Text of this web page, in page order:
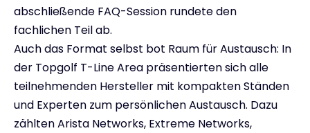
abschließende FAQ-Session rundete den
fachlichen Teil ab.
Auch das Format selbst bot Raum für Austausch: In
der Topgolf T-Line Area präsentierten sich alle
teilnehmenden Hersteller mit kompakten Ständen
und Experten zum persönlichen Austausch. Dazu
zählten Arista Networks, Extreme Networks,